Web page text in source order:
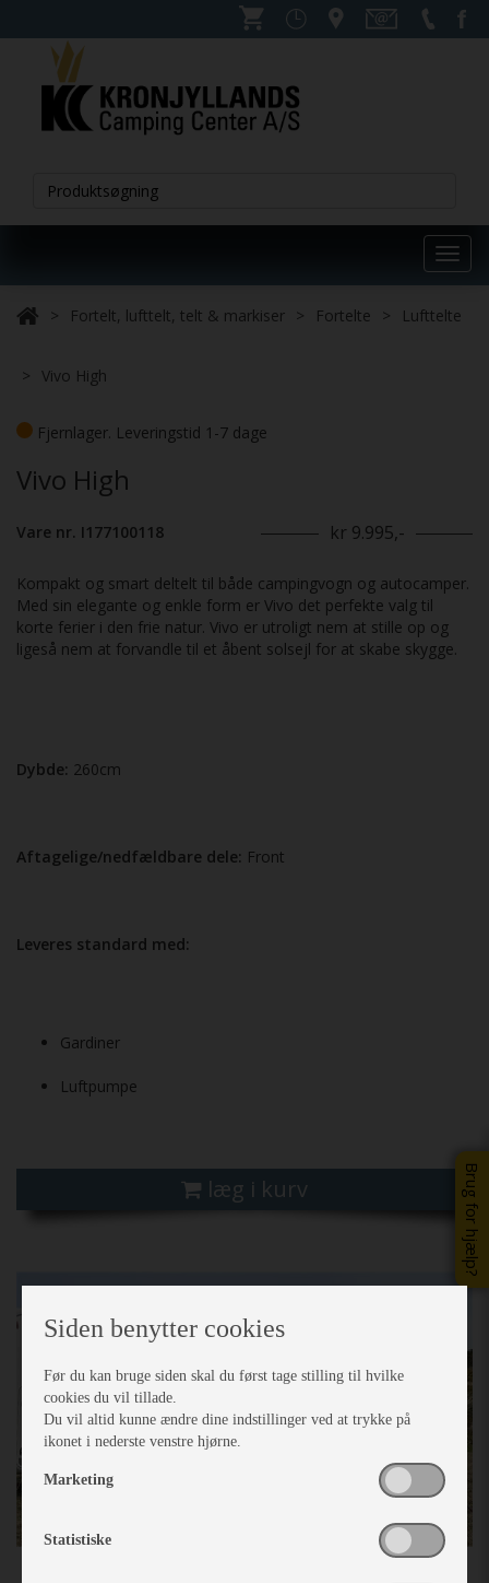
Brug for hjælp?
Fortelt, lufttelt, telt & markiser Fortelte Lufttelte
Vivo High
Fjernlager. Leveringstid 1-7 dage
Vivo High
Vare nr. I177100118 kr 9.995,-
Kompakt og smart deltelt til både campingvogn og autocamper.
Med sin elegante og enkle form er Vivo det perfekte valg til
korte ferier i den frie natur. Vivo er utroligt nem at stille op og
ligeså nem at forvandle til et åbent solsejl for at skabe skygge.
Dybde: 260cm
Aftagelige/nedfældbare dele: Front
Leveres standard med:
Gardiner
Luftpumpe
læg i kurv
Siden benytter cookies
Før du kan bruge siden skal du først tage stilling til hvilke
cookies du vil tillade.
Du vil altid kunne ændre dine indstillinger ved at trykke på
ikonet i nederste venstre hjørne.
Marketing
Statistiske